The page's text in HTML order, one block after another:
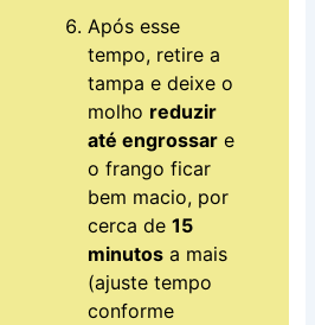
Após esse
tempo, retire a
tampa e deixe o
molho reduzir
até engrossar e
o frango ficar
bem macio, por
cerca de 15
minutos a mais
(ajuste tempo
conforme